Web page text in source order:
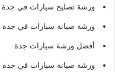
ورشة تصليح سيارات في جدة
ورشة صيانة سيارات في جدة
أفضل ورشة سيارات جدة
ورشة صيانة سيارات في جدة